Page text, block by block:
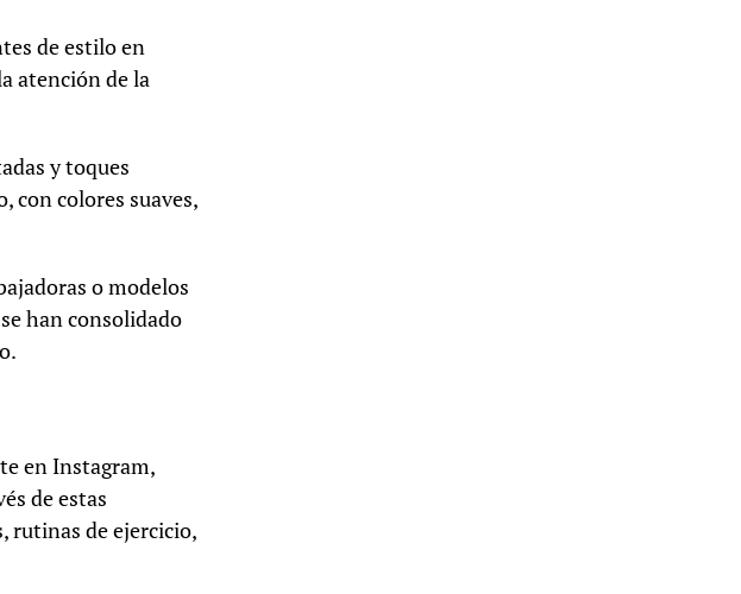
de estilo en
atención de la
y toques
con colores suaves,
o modelos
han consolidado
en Instagram,
de estas
rutinas de ejercicio,